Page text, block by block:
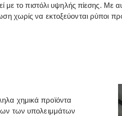
με το πιστόλι υψηλής πίεσης. Με
χωρίς να εκτοξεύονται ρύποι
χημικά προϊόντα
των υπολειμμάτων